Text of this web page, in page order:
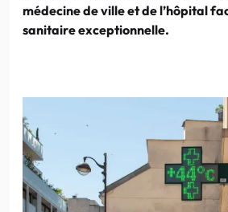
médecine de ville et de l’hôpital
sanitaire exceptionnelle.